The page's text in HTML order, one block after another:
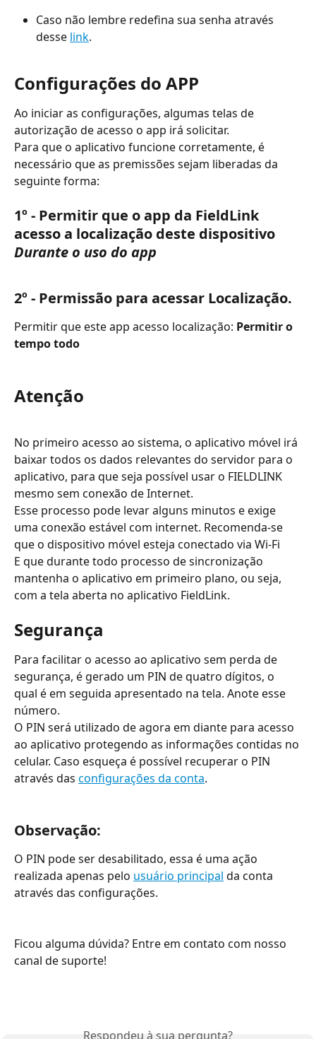
Caso não lembre redefina sua senha através
desse link.
Configurações do APP
Ao iniciar as configurações, algumas telas de
autorização de acesso o app irá solicitar.
Para que o aplicativo funcione corretamente, é
necessário que as premissões sejam liberadas da
seguinte forma:
1º - Permitir que o app da FieldLink
acesso a localização deste dispositivo
Durante o uso do app
2º - Permissão para acessar Localização.
Permitir que este app acesso localização: Permitir o
tempo todo
Atenção
No primeiro acesso ao sistema, o aplicativo móvel irá
baixar todos os dados relevantes do servidor para o
aplicativo, para que seja possível usar o FIELDLINK
mesmo sem conexão de Internet.
Esse processo pode levar alguns minutos e exige
uma conexão estável com internet. Recomenda-se
que o dispositivo móvel esteja conectado via Wi-Fi
E que durante todo processo de sincronização
mantenha o aplicativo em primeiro plano, ou seja,
com a tela aberta no aplicativo FieldLink.
Segurança
Para facilitar o acesso ao aplicativo sem perda de
segurança, é gerado um PIN de quatro dígitos, o
qual é em seguida apresentado na tela. Anote esse
número.
O PIN será utilizado de agora em diante para acesso
ao aplicativo protegendo as informações contidas no
celular. Caso esqueça é possível recuperar o PIN
através das configurações da conta.
Observação:
O PIN pode ser desabilitado, essa é uma ação
realizada apenas pelo usuário principal da conta
através das configurações.
Ficou alguma dúvida? Entre em contato com nosso
canal de suporte!
Respondeu à sua pergunta?